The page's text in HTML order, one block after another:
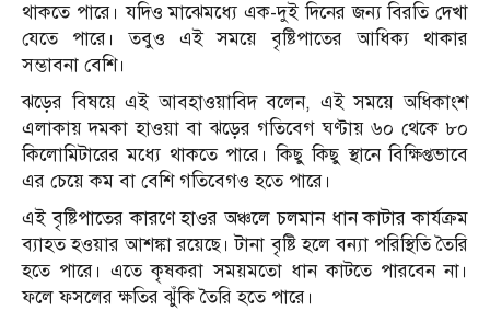
থাকতে পারে। যদিও মাঝেমধ্যে এক-দুই দিনের জন্য বিরতি দেখা
যেতে পারে। তবুও এই সময়ে বৃষ্টিপাতের আধিক্য থাকার
সম্ভাবনা বেশি।
ঝড়ের বিষয়ে এই আবহাওয়াবিদ বলেন, এই সময়ে অধিকাংশ
এলাকায় দমকা হাওয়া বা ঝড়ের গতিবেগ ঘণ্টায় ৬০ থেকে ৮০
কিলোমিটারের মধ্যে থাকতে পারে। কিছু কিছু স্থানে বিক্ষিপ্তভাবে
এর চেয়ে কম বা বেশি গতিবেগও হতে পারে।
এই বৃষ্টিপাতের কারণে হাওর অঞ্চলে চলমান ধান কাটার কার্যক্রম
ব্যাহত হওয়ার আশঙ্কা রয়েছে। টানা বৃষ্টি হলে বন্যা পরিস্থিতি তৈরি
হতে পারে। এতে কৃষকরা সময়মতো ধান কাটতে পারবেন না।
ফলে ফসলের ক্ষতির ঝুঁকি তৈরি হতে পারে।